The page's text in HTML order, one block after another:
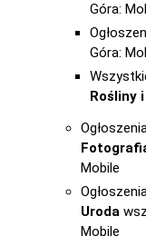
Góra:
Góra:
Rośliny
Mobile
Uroda
Mobile